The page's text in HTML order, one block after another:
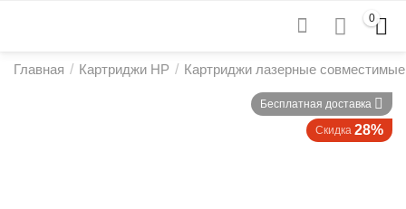
0
Главная / Картриджи HP / Картриджи лазерные
Бесплатная доставка
Скидка 28%